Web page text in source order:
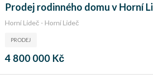
Prodej rodinného domu v Horní
Horní Lideč - Horní Lideč
PRODEJ
4 800 000 Kč